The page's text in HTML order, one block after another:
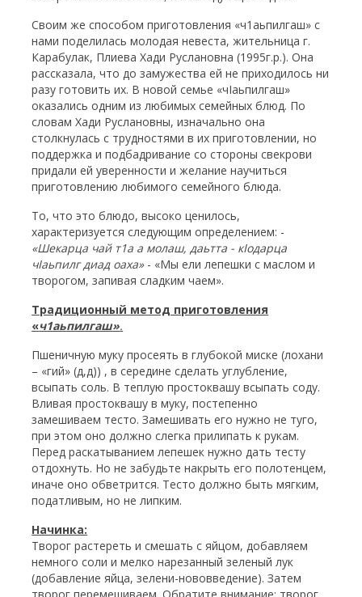
Своим же способом приготовления «ч1аьпилгаш» с
нами поделилась молодая невеста, жительница г.
Карабулак, Плиева Хади Руслановна (1995г.р.). Она
рассказала, что до замужества ей не приходилось ни
разу готовить их. В новой семье «чIаьпилгаш»
оказались одним из любимых семейных блюд. По
словам Хади Руслановны, изначально она
столкнулась с трудностями в их приготовлении, но
поддержка и подбадривание со стороны свекрови
придали ей уверенности и желание научиться
приготовлению любимого семейного блюда.
То, что это блюдо, высоко ценилось,
характеризуется следующим определением: -
«Шекарца чай т1а а молаш, даьтта - кIодарца
чIаьпилг диад оаха»- «Мы ели лепешки с маслом и
творогом, запивая сладким чаем».
Традиционный метод приготовления
«ч1аьпилгаш».
Пшеничную муку просеять в глубокой миске (лохани
– «гий» (д,д)) , в середине сделать углубление,
всыпать соль. В теплую простоквашу всыпать соду.
Вливая простоквашу в муку, постепенно
замешиваем тесто. Замешивать его нужно не туго,
при этом оно должно слегка прилипать к рукам.
Перед раскатыванием лепешек нужно дать тесту
отдохнуть. Но не забудьте накрыть его полотенцем,
иначе оно обветрится. Тесто должно быть мягким,
податливым, но не липким.
Начинка:
Творог растереть и смешать с яйцом, добавляем
немного соли и мелко нарезанный зеленый лук
(добавление яйца, зелени-нововведение). Затем